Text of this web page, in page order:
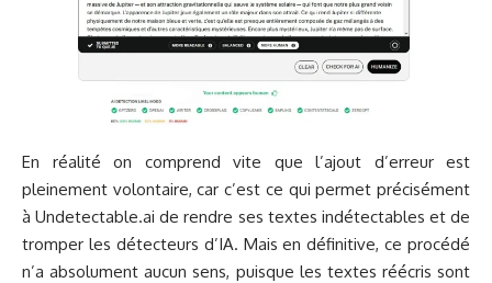
En réalité on comprend vite que l’ajout d’erreur est
pleinement volontaire, car c’est ce qui permet précisément
à Undetectable.ai de rendre ses textes indétectables et de
tromper les détecteurs d’IA. Mais en définitive, ce procédé
n’a absolument aucun sens, puisque les textes réécris sont